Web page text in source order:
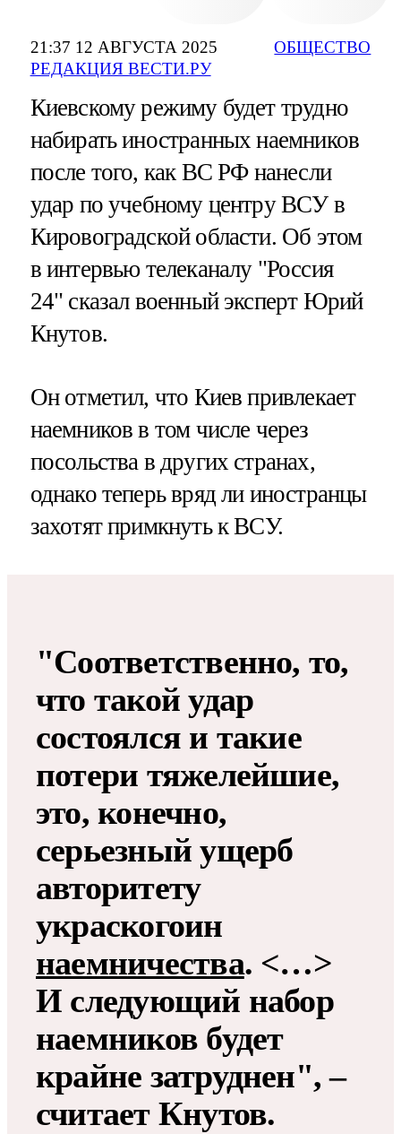
21:37 12 АВГУСТА 2025
РЕДАКЦИЯ ВЕСТИ.РУ
ОБЩЕСТВО
Киевскому режиму будет трудно
набирать иностранных наемников
после того, как ВС РФ нанесли
удар по учебному центру ВСУ в
Кировоградской области. Об этом
в интервью телеканалу "Россия
24" сказал военный эксперт Юрий
Кнутов.
Он отметил, что Киев привлекает
наемников в том числе через
посольства в других странах,
однако теперь вряд ли иностранцы
захотят примкнуть к ВСУ.
"Соответственно, то,
что такой удар
состоялся и такие
потери тяжелейшие,
это, конечно,
серьезный ущерб
авторитету
украскогоин
наемничества. <…>
И следующий набор
наемников будет
крайне затруднен", –
считает Кнутов.